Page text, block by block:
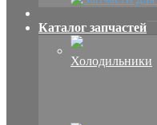
Каталог запчастей
Холодильники